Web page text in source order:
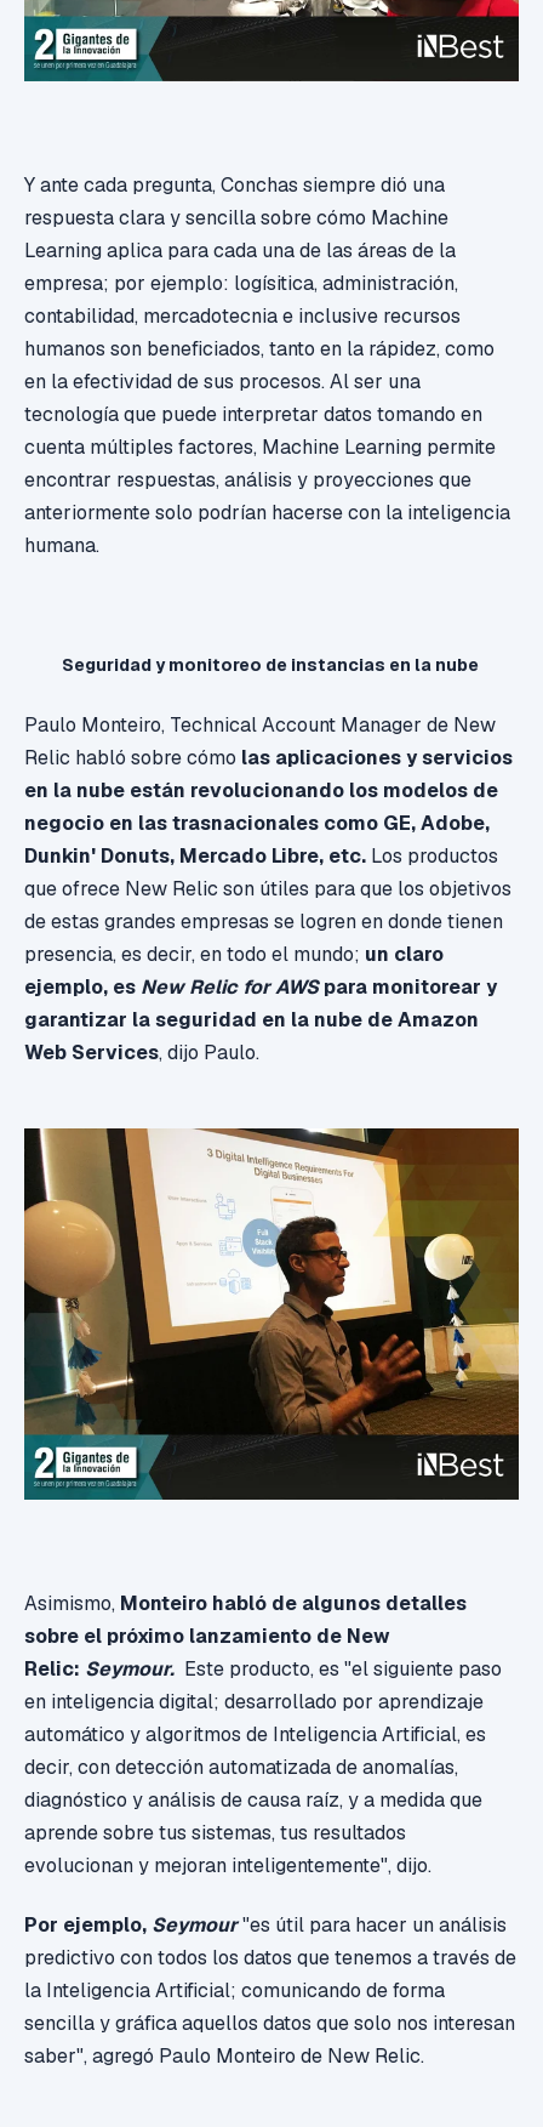
Y ante cada pregunta, Conchas siempre dió una
respuesta clara y sencilla sobre cómo Machine
Learning aplica para cada una de las áreas de la
empresa; por ejemplo: logísitica, administración,
contabilidad, mercadotecnia e inclusive recursos
humanos son beneficiados, tanto en la rápidez, como
en la efectividad de sus procesos. Al ser una
tecnología que puede interpretar datos tomando en
cuenta múltiples factores, Machine Learning permite
encontrar respuestas, análisis y proyecciones que
anteriormente solo podrían hacerse con la inteligencia
humana.
Seguridad y monitoreo de instancias en la nube
Paulo Monteiro, Technical Account Manager de New
Relic habló sobre cómo las aplicaciones y servicios
en la nube están revolucionando los modelos de
negocio en las trasnacionales como GE, Adobe,
Dunkin' Donuts, Mercado Libre, etc. Los productos
que ofrece New Relic son útiles para que los objetivos
de estas grandes empresas se logren en donde tienen
presencia, es decir, en todo el mundo; un claro
ejemplo, es New Relic for AWSpara monitorear y
garantizar la seguridad en la nube de Amazon
Web Services, dijo Paulo.
Asimismo, Monteiro habló de algunos detalles
sobre el próximo lanzamiento de New
Relic: Seymour. Este producto, es "el siguiente paso
en inteligencia digital; desarrollado por aprendizaje
automático y algoritmos de Inteligencia Artificial, es
decir, con detección automatizada de anomalías,
diagnóstico y análisis de causa raíz, y a medida que
aprende sobre tus sistemas, tus resultados
evolucionan y mejoran inteligentemente", dijo.
Por ejemplo, Seymour"es útil para hacer un análisis
predictivo con todos los datos que tenemos a través de
la Inteligencia Artificial; comunicando de forma
sencilla y gráfica aquellos datos que solo nos interesan
saber", agregó Paulo Monteiro de New Relic.